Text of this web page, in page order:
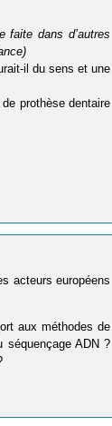
faite dans d’autres
il du sens et une
prothèse dentaire
acteurs européens
aux méthodes de
séquençage ADN ?